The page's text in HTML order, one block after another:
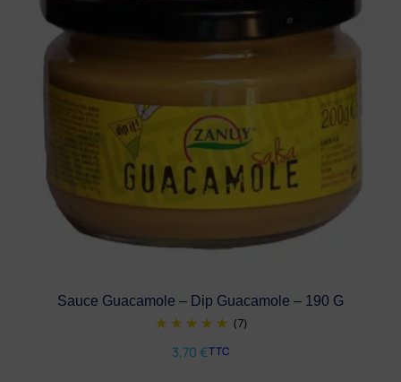
Sauce Guacamole – Dip Guacamole – 190 G
(7)
3,70 €TTC